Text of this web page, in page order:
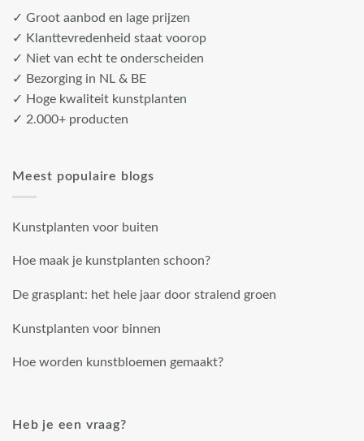
✓ Groot aanbod en lage prijzen
✓ Klanttevredenheid staat voorop
✓ Niet van echt te onderscheiden
✓ Bezorging in NL & BE
✓ Hoge kwaliteit kunstplanten
✓ 2.000+ producten
Meest populaire blogs
Kunstplanten voor buiten
Hoe maak je kunstplanten schoon?
De grasplant: het hele jaar door stralend groen
Kunstplanten voor binnen
Hoe worden kunstbloemen gemaakt?
Heb je een vraag?